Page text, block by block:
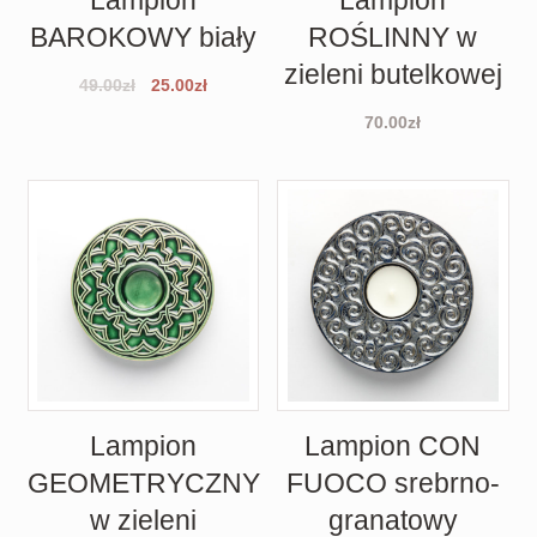
BAROKOWY biały
49.00zł 25.00zł
ROŚLINNY w
zieleni butelkowej
70.00zł
Lampion
GEOMETRYCZNY
w zieleni
Lampion CON
FUOCO srebrno-
granatowy